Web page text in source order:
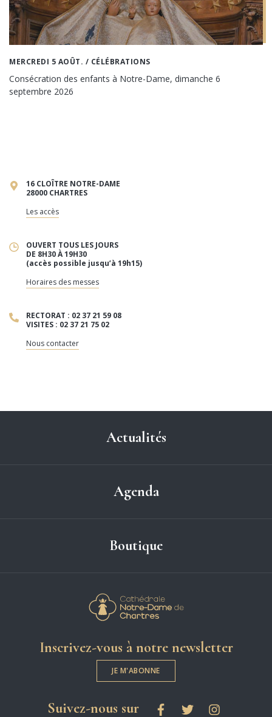
MERCREDI 5 AOÛT. / CÉLÉBRATIONS
Consécration des enfants à Notre-Dame, dimanche 6
septembre 2026
16 CLOÎTRE NOTRE-DAME
28000 CHARTRES
Les accès
OUVERT TOUS LES JOURS
DE 8H30 À 19H30
(accès possible jusqu’à 19h15)
Horaires des messes
RECTORAT : 02 37 21 59 08
VISITES : 02 37 21 75 02
Nous contacter
Actualités
Agenda
Boutique
Inscrivez-vous à notre newsletter
JE M'ABONNE
Suivez-nous surles réseaux sociaux
FacebookTwitterInstagram